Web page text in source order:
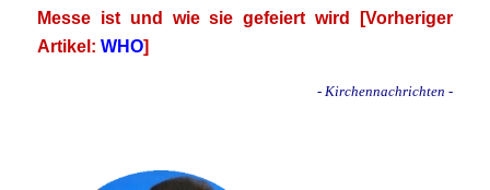
Messe ist und wie sie gefeiert wird
[Vorheriger
Artikel: WHO]
- Kirchennachrichten -